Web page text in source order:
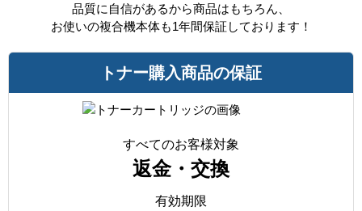
品質に自信があるから商品はもちろん、
お使いの複合機本体も1年間保証しております！
トナー購入商品の保証
すべてのお客様対象
返金・交換
有効期限